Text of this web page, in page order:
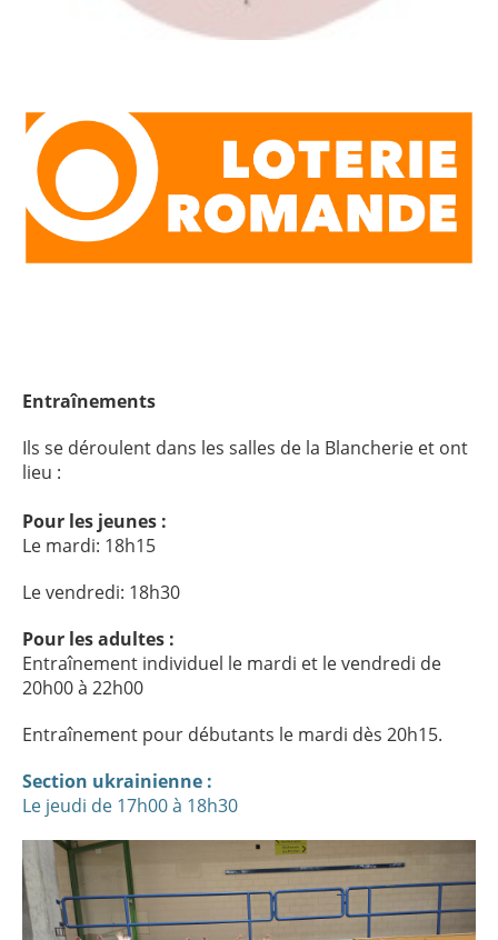
Entraînements
Ils se déroulent dans les salles de la Blancherie et ont
lieu :
Pour les jeunes :
Le mardi: 18h15
Le vendredi: 18h30
Pour les adultes :
Entraînement individuel le mardi et le vendredi de
20h00 à 22h00
Entraînement pour débutants le mardi dès 20h15.
Section ukrainienne :
Le jeudi de 17h00 à 18h30